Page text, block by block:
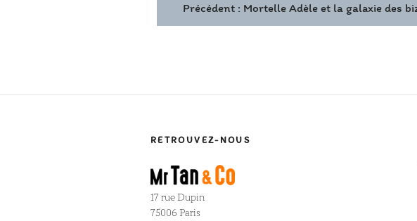
Précédent : Mortelle Adèle et la galaxie des
RETROUVEZ-NOUS
17 rue Dupin
75006 Paris